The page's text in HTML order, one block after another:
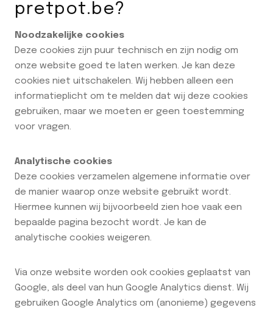
pretpot.be?
Noodzakelijke cookies
Deze cookies zijn puur technisch en zijn nodig om
onze website goed te laten werken. Je kan deze
cookies niet uitschakelen. Wij hebben alleen een
informatieplicht om te melden dat wij deze cookies
gebruiken, maar we moeten er geen toestemming
voor vragen.
Analytische cookies
Deze cookies verzamelen algemene informatie over
de manier waarop onze website gebruikt wordt.
Hiermee kunnen wij bijvoorbeeld zien hoe vaak een
bepaalde pagina bezocht wordt. Je kan de
analytische cookies weigeren.
Via onze website worden ook cookies geplaatst van
Google, als deel van hun Google Analytics dienst. Wij
gebruiken Google Analytics om (anonieme) gegevens